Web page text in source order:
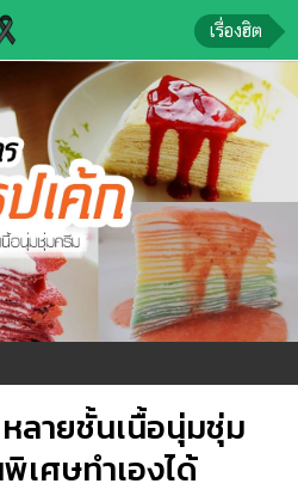
เรื่องฮิต
ลายชั้นเนื้อนุ่มชุ่ม
เศษทำเองได้